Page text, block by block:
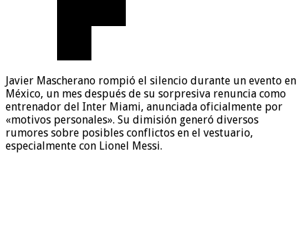
Javier Mascherano rompió el silencio durante un evento en
México, un mes después de su sorpresiva renuncia como
entrenador del Inter Miami, anunciada oficialmente por
«motivos personales». Su dimisión generó diversos
rumores sobre posibles conflictos en el vestuario,
especialmente con Lionel Messi.